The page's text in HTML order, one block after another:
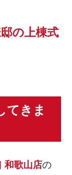
の上棟式
てきま
和歌山店の